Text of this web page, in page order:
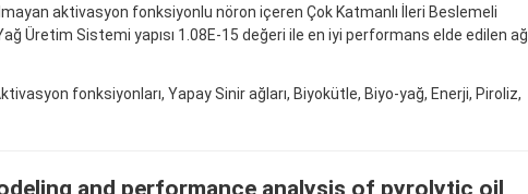
aktivasyon fonksiyonlu nöron içeren Çok Katmanlı İleri Beslemeli
Üretim Sistemi yapısı 1.08E-15 değeri ile en iyi performans elde edilen ağ
fonksiyonları, Yapay Sinir ağları, Biyokütle, Biyo-yağ, Enerji, Piroliz,